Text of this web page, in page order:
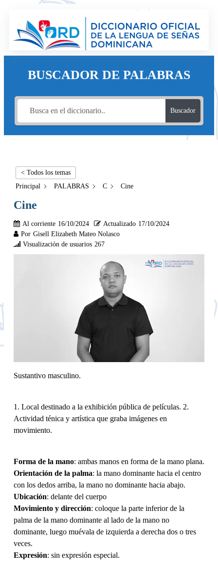
BUSCADOR DE PALABRAS
Buscador
< Todos los temas
Principal
PALABRAS C Cine
Cine
Al corriente 16/10/2024 Actualizado 17/10/2024
Por Gisell Elizabeth Mateo Nolasco
Visualización de usuarios 267
Sustantivo masculino.
1. Local destinado a la exhibición pública de películas. 2.
Actividad ténica y artística que graba imágenes en
movimiento.
Forma de la mano: ambas manos en forma de la mano plana.
Orientación de la palma: la mano dominante hacia el centro
con los dedos arriba, la mano no dominante hacia abajo.
Ubicación: delante del cuerpo
Movimiento y dirección: coloque la parte inferior de la
palma de la mano dominante al lado de la mano no
dominante, luego muévala de izquierda a derecha dos o tres
veces.
Expresión: sin expresión especial.